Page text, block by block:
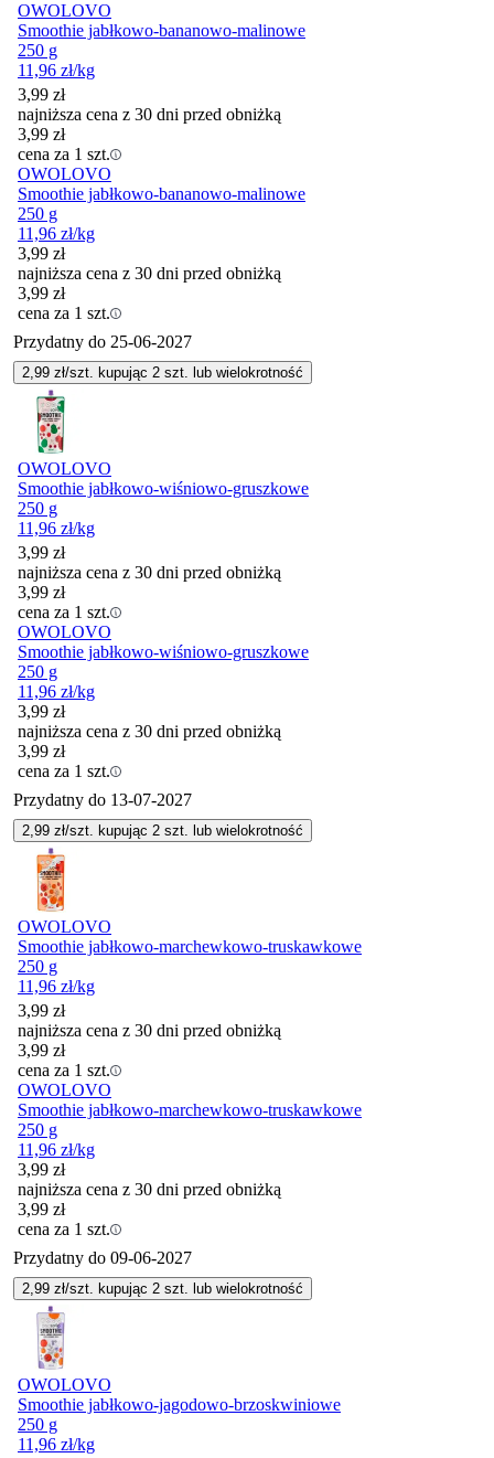
OWOLOVO
Smoothie jabłkowo-bananowo-malinowe
250 g
11,96 zł/kg
3,99 zł
najniższa cena z 30 dni przed obniżką
3,99 zł
cena za 1 szt.
OWOLOVO
Smoothie jabłkowo-bananowo-malinowe
250 g
11,96 zł/kg
3,99 zł
najniższa cena z 30 dni przed obniżką
3,99 zł
cena za 1 szt.
Przydatny do 25-06-2027
2,99 zł/szt. kupując 2 szt. lub wielokrotność
OWOLOVO
Smoothie jabłkowo-wiśniowo-gruszkowe
250 g
11,96 zł/kg
3,99 zł
najniższa cena z 30 dni przed obniżką
3,99 zł
cena za 1 szt.
OWOLOVO
Smoothie jabłkowo-wiśniowo-gruszkowe
250 g
11,96 zł/kg
3,99 zł
najniższa cena z 30 dni przed obniżką
3,99 zł
cena za 1 szt.
Przydatny do 13-07-2027
2,99 zł/szt. kupując 2 szt. lub wielokrotność
OWOLOVO
Smoothie jabłkowo-marchewkowo-truskawkowe
250 g
11,96 zł/kg
3,99 zł
najniższa cena z 30 dni przed obniżką
3,99 zł
cena za 1 szt.
OWOLOVO
Smoothie jabłkowo-marchewkowo-truskawkowe
250 g
11,96 zł/kg
3,99 zł
najniższa cena z 30 dni przed obniżką
3,99 zł
cena za 1 szt.
Przydatny do 09-06-2027
2,99 zł/szt. kupując 2 szt. lub wielokrotność
OWOLOVO
Smoothie jabłkowo-jagodowo-brzoskwiniowe
250 g
11,96 zł/kg